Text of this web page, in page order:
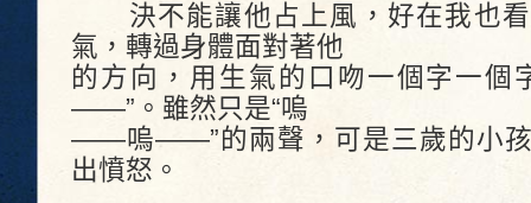
決不能讓他占上風，好在我也看
氣，轉過身體面對著他
的方向，用生氣的口吻一個字一
——”。雖然只是“嗚
——嗚——”的兩聲，可是三歲的小孩
出憤怒。